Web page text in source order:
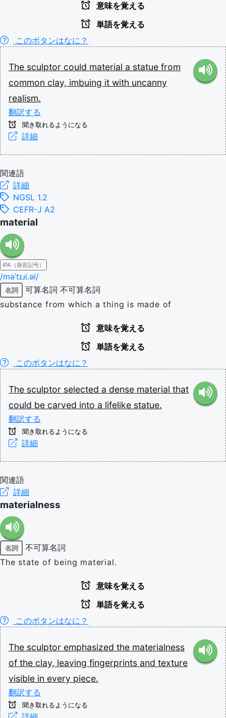
意味を覚える
単語を覚える
このボタンはなに？
The sculptor could material a statue from
common clay, imbuing it with uncanny
realism.
翻訳する
聞き取れるようになる
詳細
関連語
詳細
NGSL 1.2
CEFR-J A2
material
IPA（発音記号）
/məˈtɪɹi.əl/
名詞 可算名詞 不可算名詞
substance from which a thing is made of
意味を覚える
単語を覚える
このボタンはなに？
The sculptor selected a dense material that
could be carved into a lifelike statue.
翻訳する
聞き取れるようになる
詳細
関連語
詳細
materialness
名詞
不可算名詞
The state of being material.
意味を覚える
単語を覚える
このボタンはなに？
The sculptor emphasized the materialness
of the clay, leaving fingerprints and texture
visible in every piece.
翻訳する
聞き取れるようになる